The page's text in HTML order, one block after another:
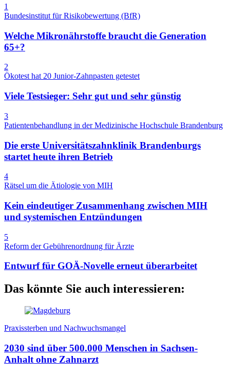
1
Bundesinstitut für Risikobewertung (BfR)
Welche Mikronährstoffe braucht die Generation
65+?
2
Ökotest hat 20 Junior-Zahnpasten getestet
Viele Testsieger: Sehr gut und sehr günstig
3
Patientenbehandlung in der Medizinische Hochschule Brandenburg
Die erste Universitätszahnklinik Brandenburgs
startet heute ihren Betrieb
4
Rätsel um die Ätiologie von MIH
Kein eindeutiger Zusammenhang zwischen MIH
und systemischen Entzündungen
5
Reform der Gebührenordnung für Ärzte
Entwurf für GOÄ-Novelle erneut überarbeitet
Das könnte Sie auch interessieren:
Praxissterben und Nachwuchsmangel
2030 sind über 500.000 Menschen in Sachsen-
Anhalt ohne Zahnarzt